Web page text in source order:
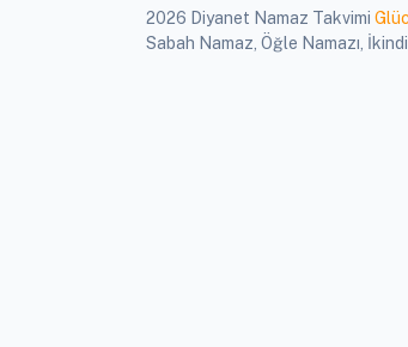
2026 Diyanet Namaz Takvimi
Sabah Namaz, Öğle Namazı,